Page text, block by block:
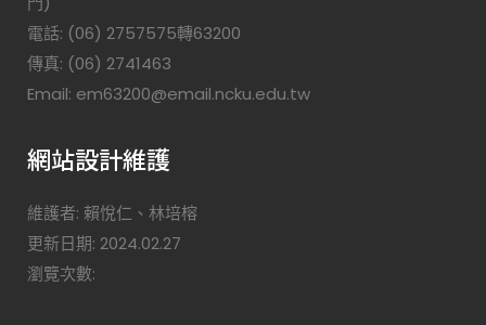
電話: (06) 2757575轉63200
傳真: (06) 2741463
Email: em63200@email.ncku.edu.tw
網站設計維護
維護者: 賴悅仁、林培榕
更新日期: 2024.02.27
瀏覽次數: